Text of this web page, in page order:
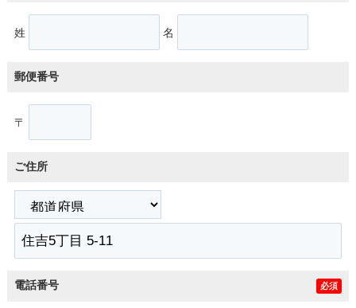
姓 名
郵便番号
〒
ご住所
電話番号 必須